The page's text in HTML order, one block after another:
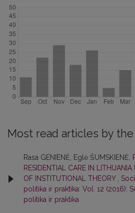
Most read articles by
Rasa GENIENĖ, Eglė ŠUMSKIENĖ,
RESIDENTIAL CARE IN
OF INSTITUTIONAL THEORY
politika ir praktika: Vol. 12 (2016):
politika ir praktika